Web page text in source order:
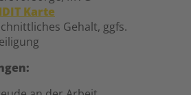
Karte
Gehalt, ggfs.